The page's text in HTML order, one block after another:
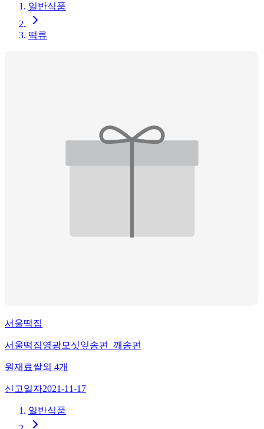
일반식품
떡류
서울떡집
서울떡집영광모싯잎송편_깨송편
원재료쌀외 4개
신고일자2021-11-17
일반식품